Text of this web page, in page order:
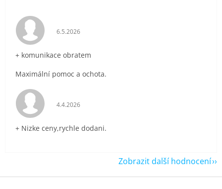
Hodnocení obchodu je 5 z 5 hvězdiček.
6.5.2026
+ komunikace obratem
Maximální pomoc a ochota.
Hodnocení obchodu je 5 z 5 hvězdiček.
4.4.2026
+ Nizke ceny,rychle dodani.
Zobrazit další hodnocení
Z